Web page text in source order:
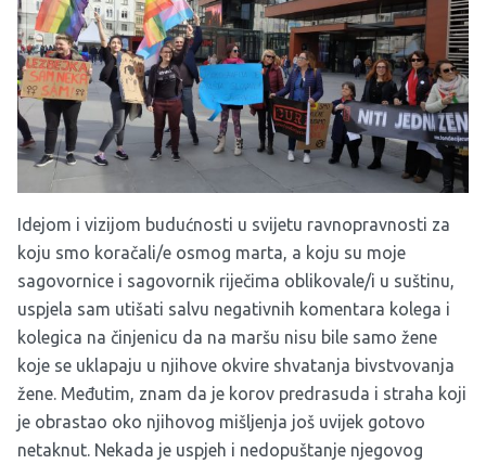
Idejom i vizijom budućnosti u svijetu ravnopravnosti za
koju smo koračali/e osmog marta, a koju su moje
sagovornice i sagovornik riječima oblikovale/i u suštinu,
uspjela sam utišati salvu negativnih komentara kolega i
kolegica na činjenicu da na maršu nisu bile samo žene
koje se uklapaju u njihove okvire shvatanja bivstvovanja
žene. Međutim, znam da je korov predrasuda i straha koji
je obrastao oko njihovog mišljenja još uvijek gotovo
netaknut. Nekada je uspjeh i nedopuštanje njegovog